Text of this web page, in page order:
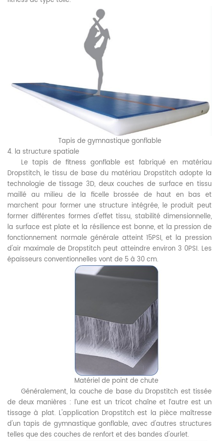
Tapis de gymnastique gonflable
4. la structure spatiale
Le tapis de fitness gonflable est fabriqué en matériau
Dropstitch, le tissu de base du matériau Dropstitch adopte la
technologie de tissage 3D, deux couches de surface en tissu
maillé au milieu de la ficelle brossée de haut en bas et
marchent pour former une structure intégrée, le produit peut
former différentes formes d'effet tissu, stabilité dimensionnelle,
la surface est plate et la résilience est bonne, et la pression de
fonctionnement normale générale atteint 15PSI, et la pression
d'air maximale de Dropstitch peut atteindre environ 3 0PSI. Les
épaisseurs conventionnelles vont de 5 à 30 cm.
Matériel de point de chute
Généralement, la couche de base du Dropstitch est tissée
de deux manières : l’une est un tricot chaîne et l’autre est un
tissage à plat. L'application Dropstitch est la pièce maîtresse
d'un tapis de gymnastique gonflable, avec d'autres structures
telles que des couches de renfort et des bandes d'ourlet.